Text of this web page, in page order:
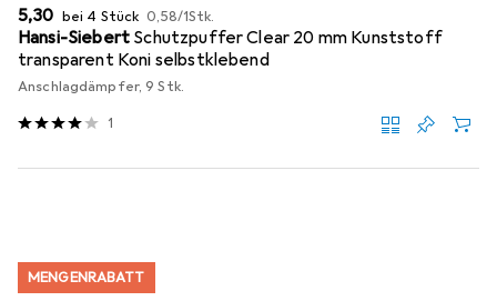
EUR
5,30 bei 4 Stück EUR
0,58/1Stk.
Hansi-Siebert Schutzpuffer Clear 20 mm Kunststoff
transparent Koni selbstklebend
Anschlagdämpfer, 9 Stk.
1
MENGENRABATT